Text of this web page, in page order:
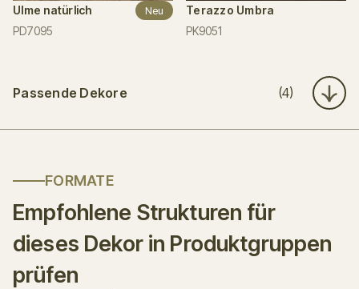
Ulme natürlich
PD7095
Neu
Terazzo Umbra
PK9051
Passende Dekore (4)
FORMATE
Empfohlene Strukturen für
dieses Dekor in Produktgruppen
prüfen